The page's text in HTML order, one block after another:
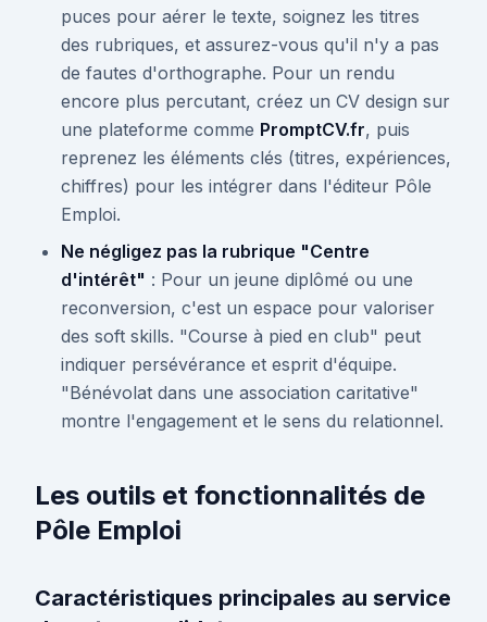
puces pour aérer le texte, soignez les titres
des rubriques, et assurez-vous qu'il n'y a pas
de fautes d'orthographe. Pour un rendu
encore plus percutant, créez un CV design sur
une plateforme comme PromptCV.fr, puis
reprenez les éléments clés (titres, expériences,
chiffres) pour les intégrer dans l'éditeur Pôle
Emploi.
Ne négligez pas la rubrique "Centre
d'intérêt" : Pour un jeune diplômé ou une
reconversion, c'est un espace pour valoriser
des soft skills. "Course à pied en club" peut
indiquer persévérance et esprit d'équipe.
"Bénévolat dans une association caritative"
montre l'engagement et le sens du relationnel.
Les outils et fonctionnalités de
Pôle Emploi
Caractéristiques principales au service